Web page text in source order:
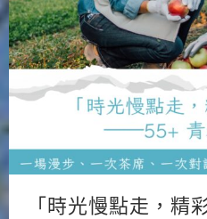
「時光慢點走，精